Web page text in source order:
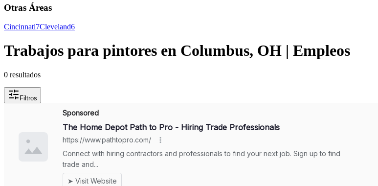
Otras Áreas
Cincinnati7Cleveland6
Trabajos para pintores en Columbus, OH | Empleos
0 resultados
Filtros